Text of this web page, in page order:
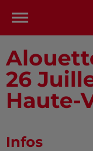
26
Haute-
Infos